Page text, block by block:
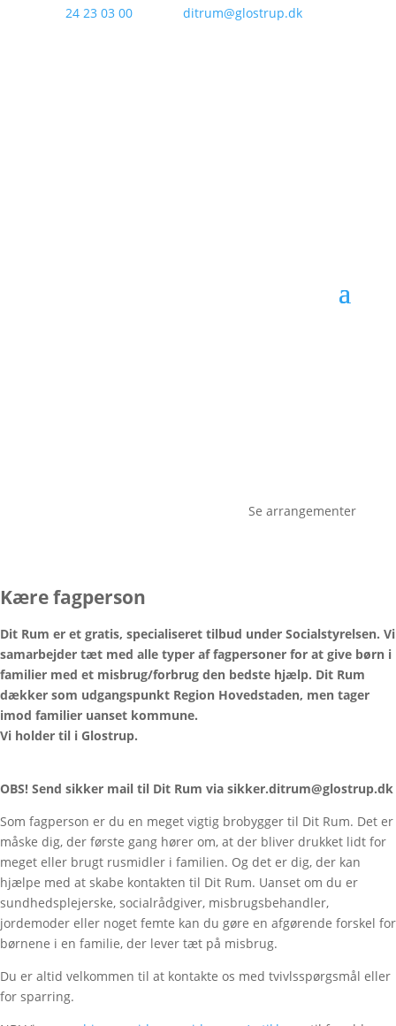
24 23 03 00Email: ditrum@glostrup.dk
Se arrangementer
Kære fagperson
Dit Rum er et gratis, specialiseret tilbud under Socialstyrelsen. Vi
samarbejder tæt med alle typer af fagpersoner for at give børn i
familier med et misbrug/forbrug den bedste hjælp. Dit Rum
dækker som udgangspunkt Region Hovedstaden, men tager
imod familier uanset kommune.
Vi holder til i Glostrup.
OBS! Send sikker mail til Dit Rum via sikker.ditrum@glostrup.dk
Som fagperson er du en meget vigtig brobygger til Dit Rum. Det er
måske dig, der første gang hører om, at der bliver drukket lidt for
meget eller brugt rusmidler i familien. Og det er dig, der kan
hjælpe med at skabe kontakten til Dit Rum. Uanset om du er
sundhedsplejerske, socialrådgiver, misbrugsbehandler,
jordemoder eller noget femte kan du gøre en afgørende forskel for
børnene i en familie, der lever tæt på misbrug.
Du er altid velkommen til at kontakte os med tvivlsspørgsmål eller
for sparring.